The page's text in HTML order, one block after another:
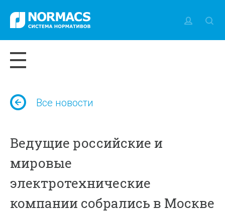
Все новости
Ведущие российские и
мировые
электротехнические
компании собрались в Москве